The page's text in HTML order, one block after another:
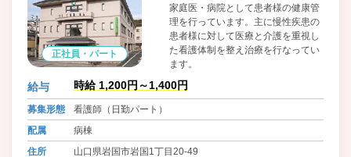
正社員・パート
家庭医・病院として患者様の健康管
理を行っています。主に慢性疾患の
患者様に対して医療と介護を重視し
た看護体制を整え治療を行なってい
ます。
給与 時給 1,200円～1,400円
募集形態
看護師（日勤パート）
配属
病棟
住所
山口県岩国市岩国1丁目20-49